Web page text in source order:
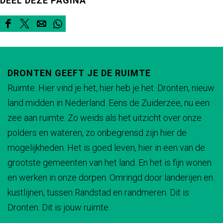
r
l
o
k
a
a
l
A
r
t
p
e
f
l
o
k
a
a
l
A
r
n
o
f
l
o
k
a
a
l
A
o
l
o
k
a
a
l
A
r
t
e
e
r
o
e
f
l
o
k
a
a
l
r
o
e
r
j
e
n
p
r
o
e
b
r
w
e
r
i
j
e
n
p
r
o
D
e
l
d
e
z
e
p
a
g
i
n
D
e
l
d
e
z
e
p
a
g
i
n
D
e
l
d
e
z
e
p
a
g
i
n
D
e
l
d
e
z
e
p
a
g
i
n
DRONTEN GEEFT JE DE RUIMTE
Ruimte. Hier vind je het, hier heb je het. Dronten, nieuw
land midden in Nederland. Eens de Zuiderzee, nu een
zee aan ruimte. Zo weids als het uitzicht over onze
polders en wateren, zo onbegrensd zijn hier de
mogelijkheden. Het is goed leven, hier in een van de
grootste gemeenten van het land. En het is fijn wonen
en werken in onze dorpen. Omringd door landerijen en
kustlijnen, tussen Randstad en randmeren. Dit is
Dronten. Dit is jouw ruimte.